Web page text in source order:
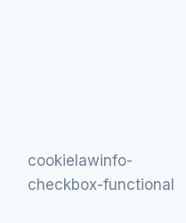
cookielawinfo-
checkbox-functional